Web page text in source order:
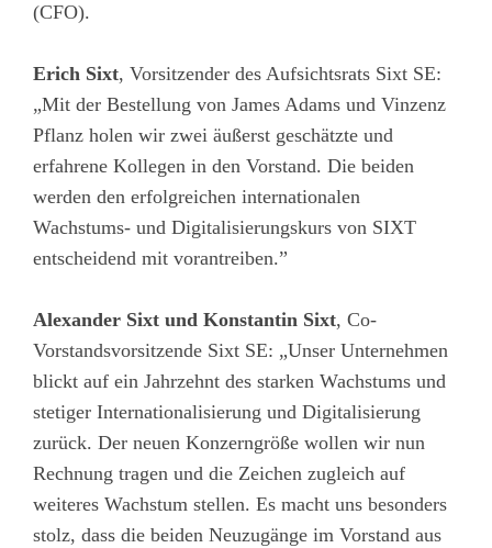
(CFO).
Erich Sixt, Vorsitzender des Aufsichtsrats Sixt SE:
„Mit der Bestellung von James Adams und Vinzenz
Pflanz holen wir zwei äußerst geschätzte und
erfahrene Kollegen in den Vorstand. Die beiden
werden den erfolgreichen internationalen
Wachstums- und Digitalisierungskurs von SIXT
entscheidend mit vorantreiben.”
Alexander Sixt und Konstantin Sixt, Co-
Vorstandsvorsitzende Sixt SE: „Unser Unternehmen
blickt auf ein Jahrzehnt des starken Wachstums und
stetiger Internationalisierung und Digitalisierung
zurück. Der neuen Konzerngröße wollen wir nun
Rechnung tragen und die Zeichen zugleich auf
weiteres Wachstum stellen. Es macht uns besonders
stolz, dass die beiden Neuzugänge im Vorstand aus